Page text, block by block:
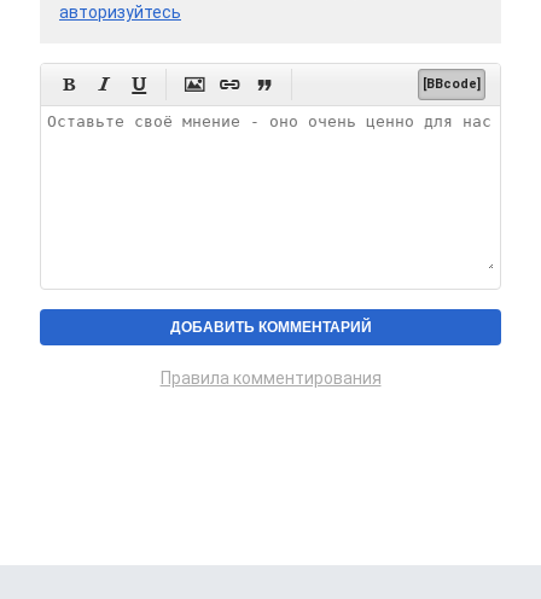
авторизуйтесь
      [BBcode]
Правила комментирования